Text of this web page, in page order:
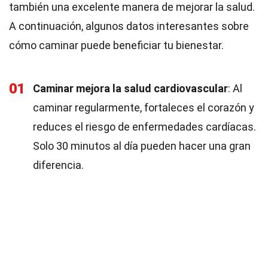
también una excelente manera de mejorar la salud.
A continuación, algunos datos interesantes sobre
cómo caminar puede beneficiar tu bienestar.
01 Caminar mejora la salud cardiovascular: Al
caminar regularmente, fortaleces el corazón y
reduces el riesgo de enfermedades cardíacas.
Solo 30 minutos al día pueden hacer una gran
diferencia.